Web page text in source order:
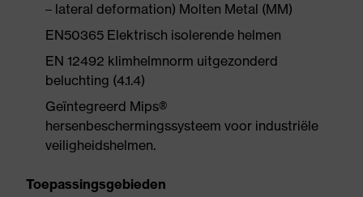
– lateral deformation) Molten Metal (MM)
EN50365 Elektrisch isolerende helmen
EN 12492 klimhelmnorm uitgezonderd
beluchting (4.1.4)
Geïntegreerd Mips®
hersenbeschermingssysteem voor industriële
veiligheidshelmen.
Toepassingsgebieden